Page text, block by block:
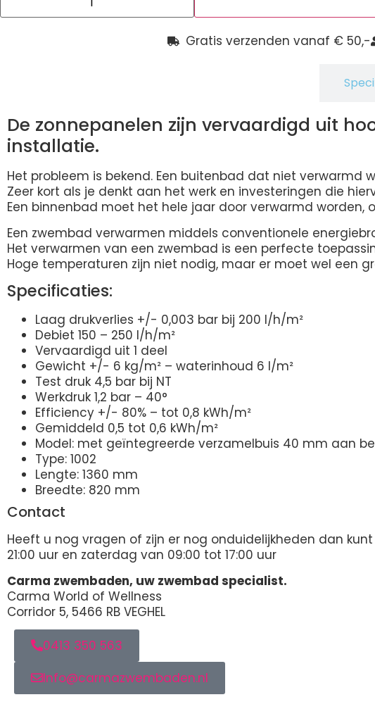
Gratis verzenden vanaf € 50,-
De zonnepanelen zijn vervaardigd uit
installatie.
Het probleem is bekend. Een buitenbad dat niet
Zeer kort als je denkt aan het werk en investeringen die
Een binnenbad moet het hele jaar door verwarmd worden,
Een zwembad verwarmen middels conventionele
Het verwarmen van een zwembad is een perfecte
Hoge temperaturen zijn niet nodig, maar er moet wel een
Specificaties:
Laag drukverlies +/- 0,003 bar bij 200 l/h/m²
Debiet 150 – 250 l/h/m²
Vervaardigd uit 1 deel
Gewicht +/- 6 kg/m² – waterinhoud 6 l/m²
Test druk 4,5 bar bij NT
Werkdruk 1,2 bar – 40°
Efficiency +/- 80% – tot 0,8 kWh/m²
Gemiddeld 0,5 tot 0,6 kWh/m²
Model: met geïntegreerde verzamelbuis 40 mm aan
Type: 1002
Lengte: 1360 mm
Breedte: 820 mm
Contact
Heeft u nog vragen of zijn er nog onduidelijkheden dan
21:00 uur en zaterdag van 09:00 tot 17:00 uur
Carma zwembaden, uw zwembad specialist.
Carma World of Wellness
Corridor 5, 5466 RB VEGHEL
0413 350 563
Info@carmazwembaden.nl